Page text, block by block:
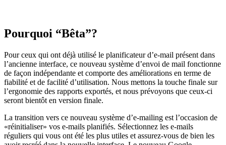
Pourquoi “Bêta”?
Pour ceux qui ont déjà utilisé le planificateur d’e-mail présent dans
l’ancienne interface, ce nouveau système d’envoi de mail fonctionne
de façon indépendante et comporte des améliorations en terme de
fiabilité et de facilité d’utilisation. Nous mettons la touche finale sur
l’ergonomie des rapports exportés, et nous prévoyons que ceux-ci
seront bientôt en version finale.
La transition vers ce nouveau système d’e-mailing est l’occasion de
«réinitialiser» vos e-mails planifiés. Sélectionnez les e-mails
réguliers qui vous ont été les plus utiles et assurez-vous de bien les